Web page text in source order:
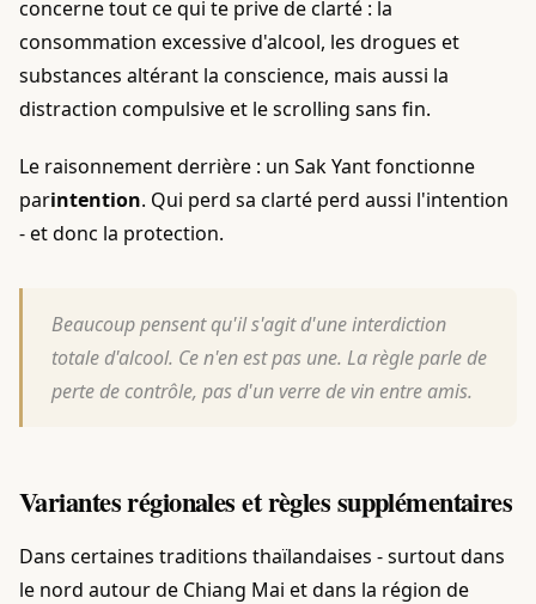
concerne tout ce qui te prive de clarté : la
consommation excessive d'alcool, les drogues et
substances altérant la conscience, mais aussi la
distraction compulsive et le scrolling sans fin.
Le raisonnement derrière : un Sak Yant fonctionne
parintention. Qui perd sa clarté perd aussi l'intention
- et donc la protection.
Beaucoup pensent qu'il s'agit d'une interdiction
totale d'alcool. Ce n'en est pas une. La règle parle de
perte de contrôle, pas d'un verre de vin entre amis.
Variantes régionales et règles supplémentaires
Dans certaines traditions thaïlandaises - surtout dans
le nord autour de Chiang Mai et dans la région de